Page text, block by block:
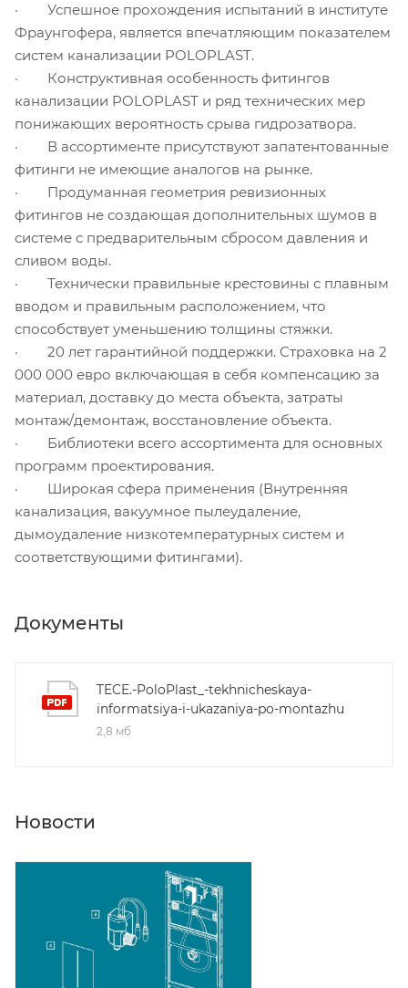
· Успешное прохождения испытаний в институте
Фраунгофера, является впечатляющим показателем
систем канализации POLOPLAST.
· Конструктивная особенность фитингов
канализации POLOPLAST и ряд технических мер
понижающих вероятность срыва гидрозатвора.
· В ассортименте присутствуют запатентованные
фитинги не имеющие аналогов на рынке.
· Продуманная геометрия ревизионных
фитингов не создающая дополнительных шумов в
системе с предварительным сбросом давления и
сливом воды.
· Технически правильные крестовины с плавным
вводом и правильным расположением, что
способствует уменьшению толщины стяжки.
· 20 лет гарантийной поддержки. Страховка на 2
000 000 евро включающая в себя компенсацию за
материал, доставку до места объекта, затраты
монтаж/демонтаж, восстановление объекта.
· Библиотеки всего ассортимента для основных
программ проектирования.
· Широкая сфера применения (Внутренняя
канализация, вакуумное пылеудаление,
дымоудаление низкотемпературных систем и
соответствующими фитингами).
Документы
TECE.-PoloPlast_-tekhnicheskaya-
informatsiya-i-ukazaniya-po-montazhu
2,8 мб
Новости